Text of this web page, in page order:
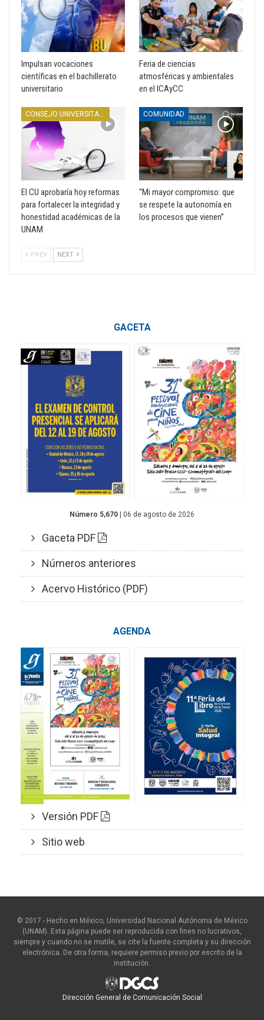
Impulsan vocaciones
científicas en el bachillerato
universitario
Feria de ciencias
atmosféricas y ambientales
en el ICAyCC
CONSEJO UNIVERSITARIO
El CU aprobaría hoy reformas
para fortalecer la integridad y
honestidad académicas de la
UNAM
COMUNIDAD
“Mi mayor compromiso: que
se respete la autonomía en
los procesos que vienen”
PREV NEXT
GACETA
Número 5,670 | 06 de agosto de 2026
Gaceta PDF
Números anteriores
Acervo Histórico (PDF)
AGENDA
Versión PDF
Sitio web
© 2017 - Hecho en México, Universidad Nacional Autónoma de México
(UNAM). Esta página puede ser reproducida con fines no lucrativos,
siempre y cuando no se mutile, se cite la fuente completa y su dirección
electrónica. De otra forma, requiere permiso previo por escrito de la
institución.
Dirección General de Comunicación Social